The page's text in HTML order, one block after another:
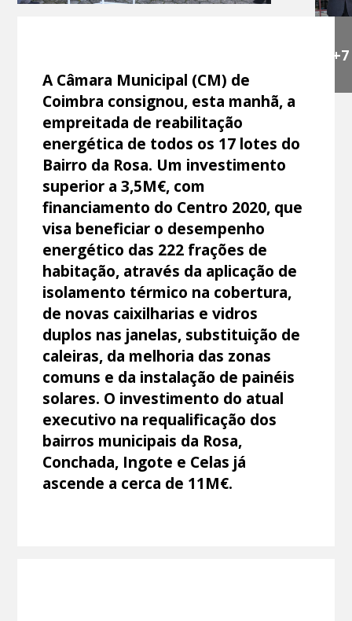
+7
A Câmara Municipal (CM) de
Coimbra consignou, esta manhã, a
empreitada de reabilitação
energética de todos os 17 lotes do
Bairro da Rosa. Um investimento
superior a 3,5M€, com
financiamento do Centro 2020, que
visa beneficiar o desempenho
energético das 222 frações de
habitação, através da aplicação de
isolamento térmico na cobertura,
de novas caixilharias e vidros
duplos nas janelas, substituição de
caleiras, da melhoria das zonas
comuns e da instalação de painéis
solares. O investimento do atual
executivo na requalificação dos
bairros municipais da Rosa,
Conchada, Ingote e Celas já
ascende a cerca de 11M€.